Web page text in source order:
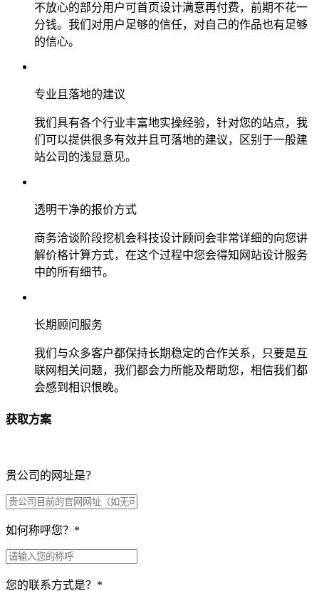
不放心的部分用户可首页设计满意再付费，前期不花一
分钱。我们对用户足够的信任，对自己的作品也有足够
的信心。
专业且落地的建议
我们具有各个行业丰富地实操经验，针对您的站点，我
们可以提供很多有效并且可落地的建议，区别于一般建
站公司的浅显意见。
透明干净的报价方式
商务洽谈阶段挖机会科技设计顾问会非常详细的向您讲
解价格计算方式，在这个过程中您会得知网站设计服务
中的所有细节。
长期顾问服务
我们与众多客户都保持长期稳定的合作关系，只要是互
联网相关问题，我们都会力所能及帮助您，相信我们都
会感到相识恨晚。
获取方案
贵公司的网址是？
如何称呼您？ *
您的联系方式是？ *